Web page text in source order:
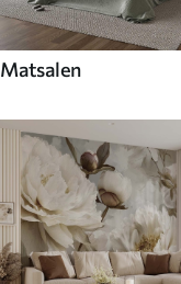
Matsalen